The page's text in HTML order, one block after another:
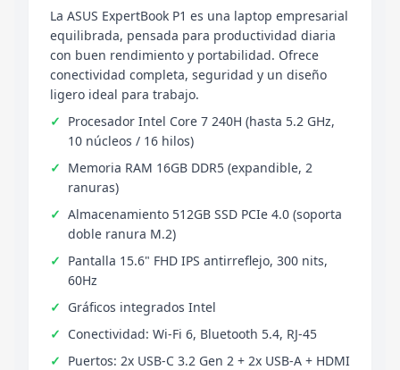
La ASUS ExpertBook P1 es una laptop empresarial
equilibrada, pensada para productividad diaria
con buen rendimiento y portabilidad. Ofrece
conectividad completa, seguridad y un diseño
ligero ideal para trabajo.
Procesador Intel Core 7 240H (hasta 5.2 GHz,
10 núcleos / 16 hilos)
Memoria RAM 16GB DDR5 (expandible, 2
ranuras)
Almacenamiento 512GB SSD PCIe 4.0 (soporta
doble ranura M.2)
Pantalla 15.6" FHD IPS antirreflejo, 300 nits,
60Hz
Gráficos integrados Intel
Conectividad: Wi-Fi 6, Bluetooth 5.4, RJ-45
Puertos: 2x USB-C 3.2 Gen 2 + 2x USB-A + HDMI